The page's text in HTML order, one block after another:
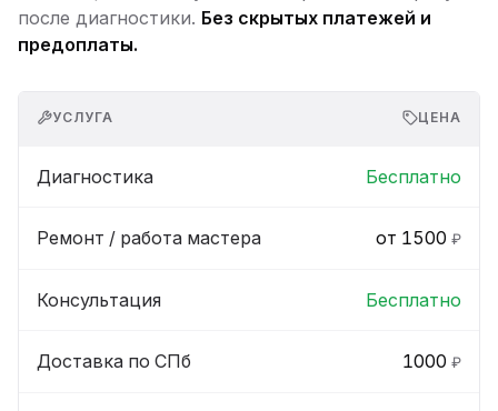
после диагностики. Без скрытых платежей и
предоплаты.
УСЛУГА ЦЕНА
Диагностика Бесплатно
Ремонт / работа мастера от 1500 ₽
Консультация Бесплатно
Доставка по СПб 1000 ₽